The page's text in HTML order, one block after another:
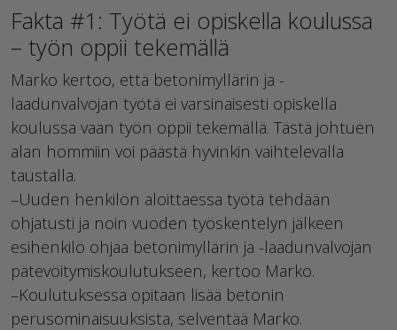
Fakta #1: Työtä ei opiskella koulussa
– työn oppii tekemällä
Marko kertoo, että betonimyllärin ja -
laadunvalvojan työtä ei varsinaisesti opiskella
koulussa vaan työn oppii tekemällä. Tästä johtuen
alan hommiin voi päästä hyvinkin vaihtelevalla
taustalla.
–Uuden henkilön aloittaessa työtä tehdään
ohjatusti ja noin vuoden työskentelyn jälkeen
esihenkilö ohjaa betonimyllärin ja -laadunvalvojan
pätevöitymiskoulutukseen, kertoo Marko.
–Koulutuksessa opitaan lisää betonin
perusominaisuuksista, selventää Marko.